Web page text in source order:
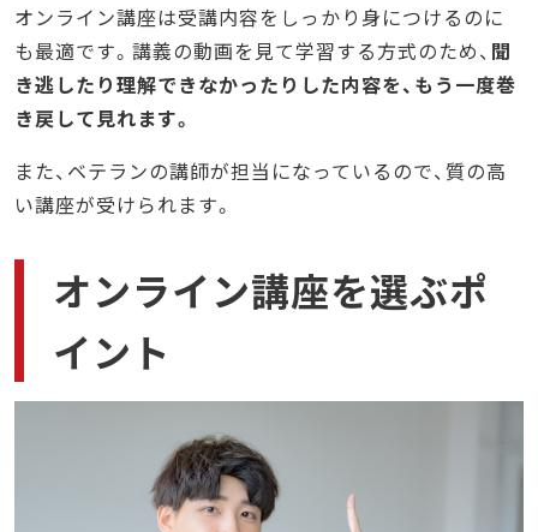
オンライン講座は受講内容をしっかり身につけるのに
も最適です。講義の動画を見て学習する方式のため、 聞
き逃したり理解できなかったりした内容を、もう一度巻
き戻して見れます。
また、ベテランの講師が担当になっているので、質の高
い講座が受けられます。
オンライン講座を選ぶポ
イント